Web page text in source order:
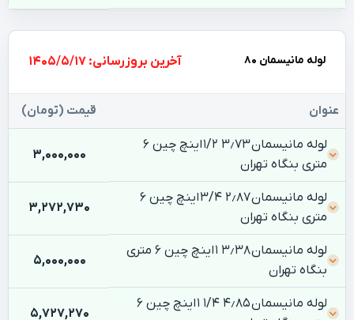
لوله مانیسمان 80 بروزرسانی: 1405/5/17
عنوان قیمت (تومان)
لوله مانیسمان ۳٫۷۳ ۱/۲ اینچ چین 6
متری بنگاه تهران
3,000,000
لوله مانیسمان ۲٫۸۷ ۳/۴ اینچ چین 6
متری بنگاه تهران
3,272,730
لوله مانیسمان ۳٫۳۸ ۱ اینچ چین 6 متری
بنگاه تهران
5,000,000
لوله مانیسمان ۴٫۸۵ ۱/۴ ۱ اینچ چین 6
5,727,270